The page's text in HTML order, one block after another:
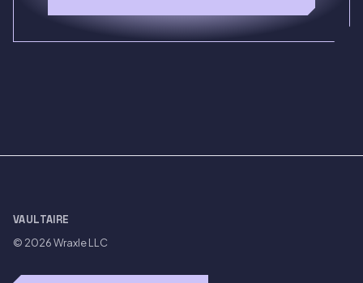
VAULTAIRE
© 2026Wraxle LLC